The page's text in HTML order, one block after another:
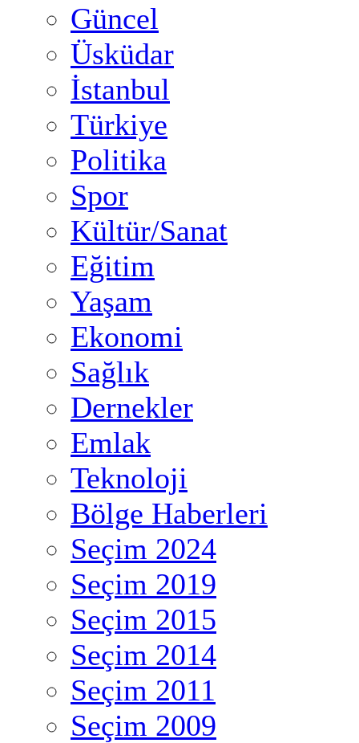
Güncel
Üsküdar
İstanbul
Türkiye
Politika
Spor
Kültür/Sanat
Eğitim
Yaşam
Ekonomi
Sağlık
Dernekler
Emlak
Teknoloji
Bölge Haberleri
Seçim 2024
Seçim 2019
Seçim 2015
Seçim 2014
Seçim 2011
Seçim 2009